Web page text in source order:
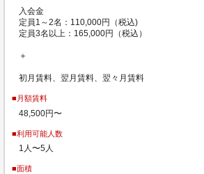
入会金
定員1～2名：110,000円（税込)
定員3名以上：165,000円（税込）
＋
初月賃料、翌月賃料、翌々月賃料
■月額賃料
48,500円〜
■利用可能人数
1人〜5人
■面積